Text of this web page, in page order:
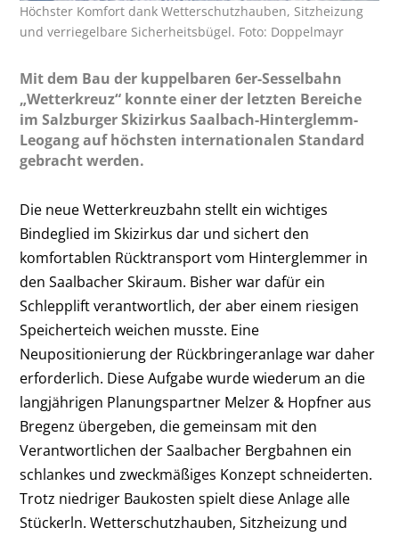
Höchster Komfort dank Wetterschutzhauben, Sitzheizung
und verriegelbare Sicherheitsbügel. Foto: Doppelmayr
Mit dem Bau der kuppelbaren 6er-Sesselbahn
„Wetterkreuz“ konnte einer der letzten Bereiche
im Salzburger Skizirkus Saalbach-Hinterglemm-
Leogang auf höchsten internationalen Standard
gebracht werden.
Die neue Wetterkreuzbahn stellt ein wichtiges
Bindeglied im Skizirkus dar und sichert den
komfortablen Rücktransport vom Hinterglemmer in
den Saalbacher Skiraum. Bisher war dafür ein
Schlepplift verantwortlich, der aber einem riesigen
Speicherteich weichen musste. Eine
Neupositionierung der Rückbringeranlage war daher
erforderlich. Diese Aufgabe wurde wiederum an die
langjährigen Planungspartner Melzer & Hopfner aus
Bregenz übergeben, die gemeinsam mit den
Verantwortlichen der Saalbacher Bergbahnen ein
schlankes und zweckmäßiges Konzept schneiderten.
Trotz niedriger Baukosten spielt diese Anlage alle
Stückerln. Wetterschutzhauben, Sitzheizung und